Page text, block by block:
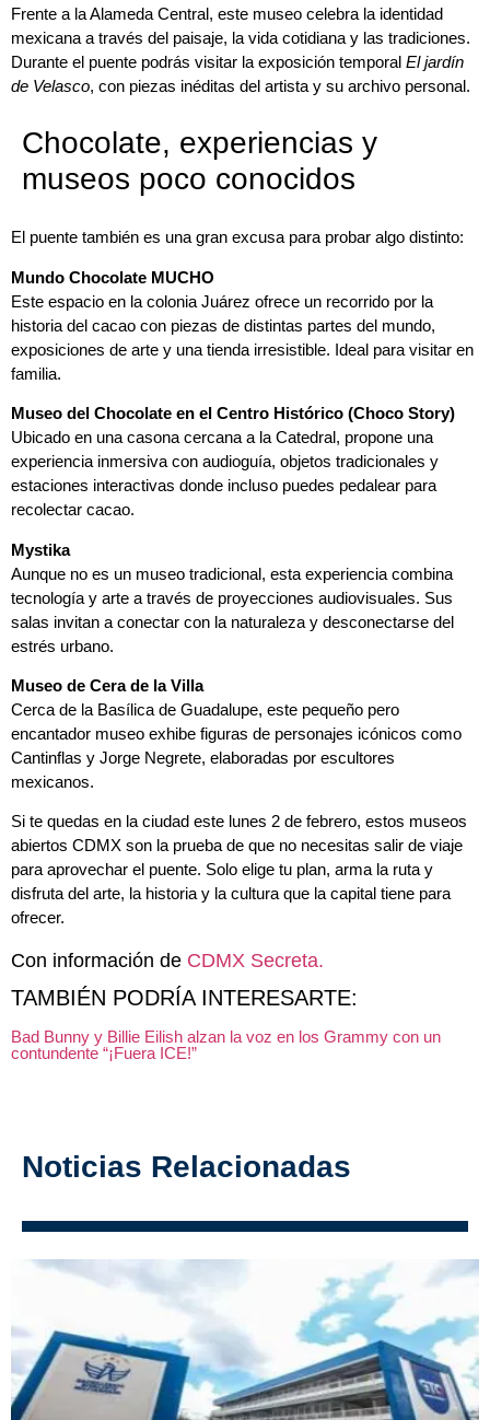
Frente a la Alameda Central, este museo celebra la identidad
mexicana a través del paisaje, la vida cotidiana y las tradiciones.
Durante el puente podrás visitar la exposición temporal El jardín
de Velasco, con piezas inéditas del artista y su archivo personal.
Chocolate, experiencias y
museos poco conocidos
El puente también es una gran excusa para probar algo distinto:
Mundo Chocolate MUCHO
Este espacio en la colonia Juárez ofrece un recorrido por la
historia del cacao con piezas de distintas partes del mundo,
exposiciones de arte y una tienda irresistible. Ideal para visitar en
familia.
Museo del Chocolate en el Centro Histórico (Choco Story)
Ubicado en una casona cercana a la Catedral, propone una
experiencia inmersiva con audioguía, objetos tradicionales y
estaciones interactivas donde incluso puedes pedalear para
recolectar cacao.
Mystika
Aunque no es un museo tradicional, esta experiencia combina
tecnología y arte a través de proyecciones audiovisuales. Sus
salas invitan a conectar con la naturaleza y desconectarse del
estrés urbano.
Museo de Cera de la Villa
Cerca de la Basílica de Guadalupe, este pequeño pero
encantador museo exhibe figuras de personajes icónicos como
Cantinflas y Jorge Negrete, elaboradas por escultores
mexicanos.
Si te quedas en la ciudad este lunes 2 de febrero, estos museos
abiertos CDMX son la prueba de que no necesitas salir de viaje
para aprovechar el puente. Solo elige tu plan, arma la ruta y
disfruta del arte, la historia y la cultura que la capital tiene para
ofrecer.
Con información de CDMX Secreta.
TAMBIÉN PODRÍA INTERESARTE:
Bad Bunny y Billie Eilish alzan la voz en los Grammy con un
contundente “¡Fuera ICE!”
Noticias Relacionadas